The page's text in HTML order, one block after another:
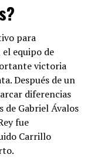
para
equipo de
victoria
Después de un
diferencias
Gabriel Ávalos
fue
Carrillo